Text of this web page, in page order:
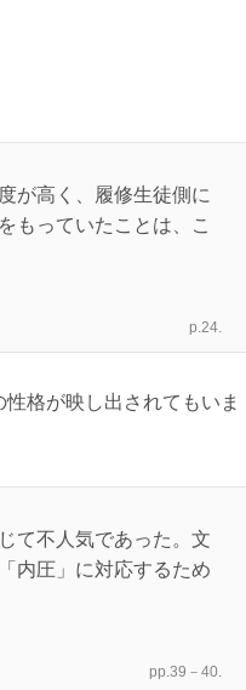
が高く、履修生徒側に
もっていたことは、こ
p.24.
格が映し出されてもいま
て不人気であった。文
内圧」に対応するため
pp.39－40.